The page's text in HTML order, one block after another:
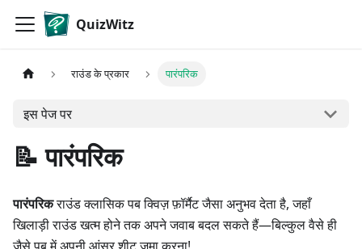
QuizWitz
राउंड के प्रकार पारंपरिक
इस पेज पर
📝 पारंपरिक
पारंपरिकराउंड क्लासिक पब क्विज़ फ़ॉर्मैट जैसा अनुभव देता है, जहाँ
खिलाड़ी राउंड खत्म होने तक अपने जवाब बदल सकते हैं—बिल्कुल वैसे ही